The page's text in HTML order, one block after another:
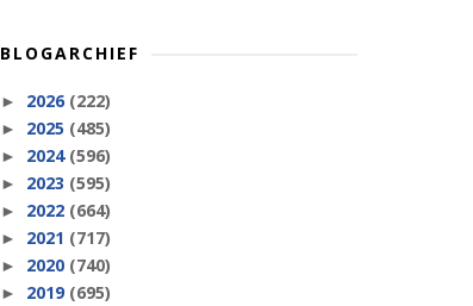
BLOGARCHIEF
► 2026 (222)
► 2025 (485)
► 2024 (596)
► 2023 (595)
► 2022 (664)
► 2021 (717)
► 2020 (740)
► 2019 (695)